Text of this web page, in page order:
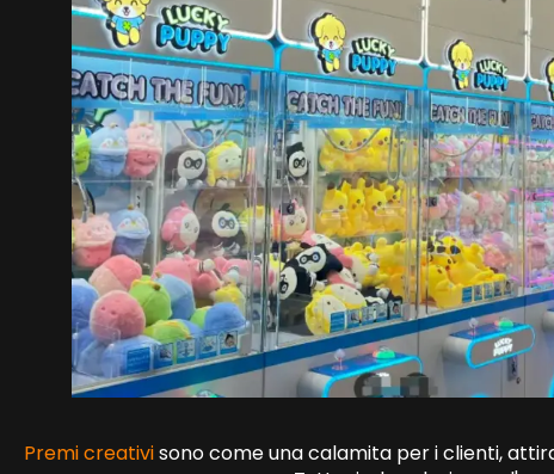
Premi creativisono come una calamita per i clienti,